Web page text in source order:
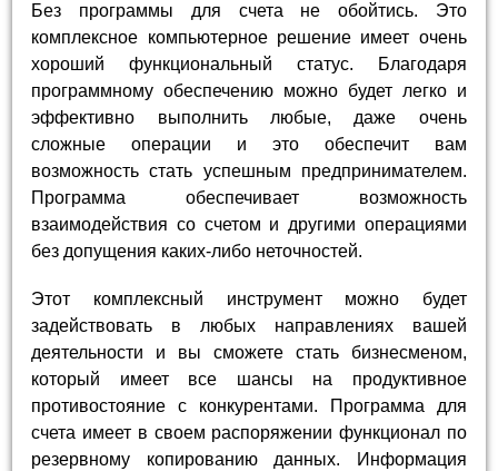
Без программы для счета не обойтись. Это
комплексное компьютерное решение имеет очень
хороший функциональный статус. Благодаря
программному обеспечению можно будет легко и
эффективно выполнить любые, даже очень
сложные операции и это обеспечит вам
возможность стать успешным предпринимателем.
Программа обеспечивает возможность
взаимодействия со счетом и другими операциями
без допущения каких-либо неточностей.
Этот комплексный инструмент можно будет
задействовать в любых направлениях вашей
деятельности и вы сможете стать бизнесменом,
который имеет все шансы на продуктивное
противостояние с конкурентами. Программа для
счета имеет в своем распоряжении функционал по
резервному копированию данных. Информация